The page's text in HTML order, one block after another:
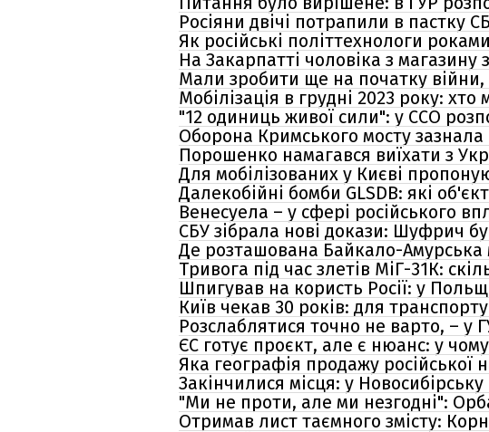
Росіяни двічі потрапили в пастку
Як російські політтехнологи
На Закарпатті чоловіка з
Мали зробити ще на початку війни,
Мобілізація в грудні 2023 року:
"12 одиниць живої сили": у ССО
Оборона Кримського мосту
Порошенко намагався виїхати з
Для мобілізованих у Києві
Далекобійні бомби GLSDB: які
Венесуела – у сфері російського
СБУ зібрала нові докази: Шуфрич
Де розташована Байкало-Амурська
Тривога під час злетів МіГ-31К:
Шпигував на користь Росії: у
Київ чекав 30 років: для
Розслаблятися точно не варто, – у
ЄС готує проєкт, але є нюанс: у
Яка географія продажу російської
Закінчилися місця: у
"Ми не проти, але ми незгодні":
Отримав лист таємного змісту: